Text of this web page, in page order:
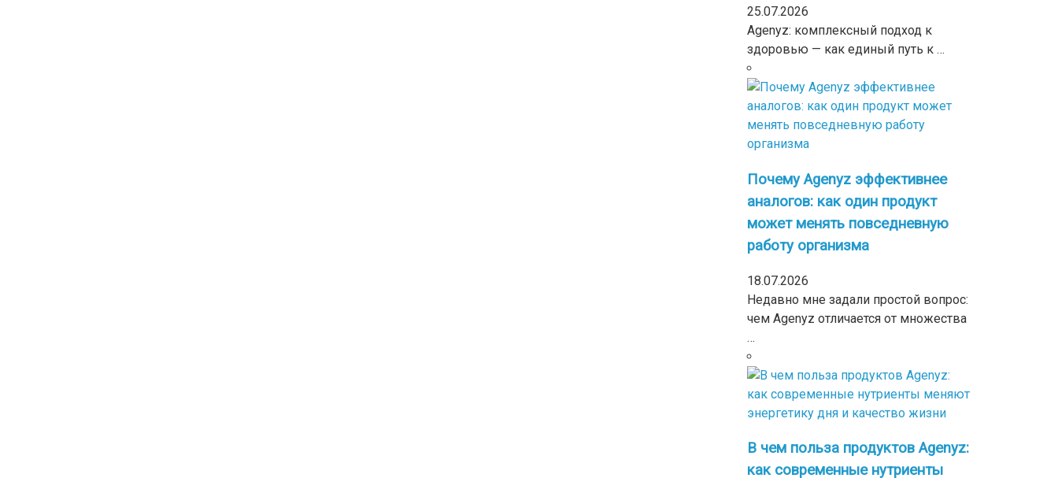
25.07.2026
Agenyz: комплексный подход к
здоровью — как единый путь к …
Почему Agenyz эффективнее
аналогов: как один продукт
может менять повседневную
работу организма
18.07.2026
Недавно мне задали простой вопрос:
чем Agenyz отличается от множества
…
В чем польза продуктов Agenyz:
как современные нутриенты